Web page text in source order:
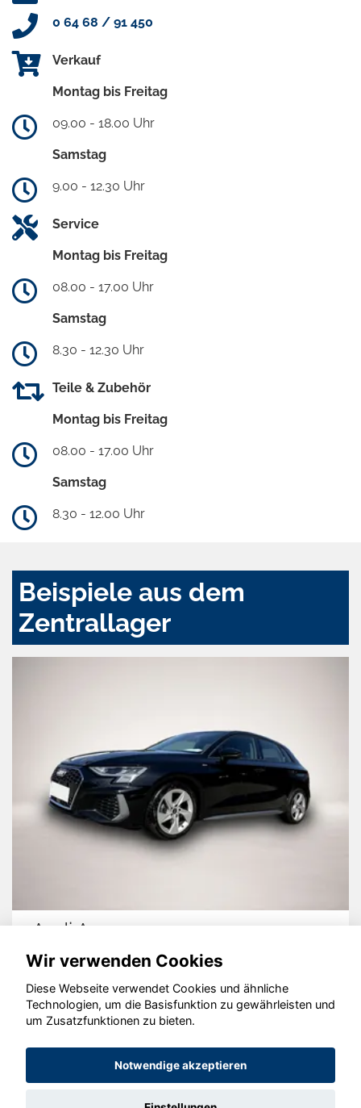
0 64 68 / 91 450
Verkauf
Montag bis Freitag
09.00 - 18.00 Uhr
Samstag
9.00 - 12.30 Uhr
Service
Montag bis Freitag
08.00 - 17.00 Uhr
Samstag
8.30 - 12.30 Uhr
Teile & Zubehör
Montag bis Freitag
08.00 - 17.00 Uhr
Samstag
8.30 - 12.00 Uhr
Beispiele aus dem
Zentrallager
Audi A3
© konjunkturmotor.de GmbH 2020 - 2026
Wir verwenden Cookies
Diese Webseite verwendet Cookies und ähnliche
Technologien, um die Basisfunktion zu gewährleisten und
um Zusatzfunktionen zu bieten.
Notwendige akzeptieren